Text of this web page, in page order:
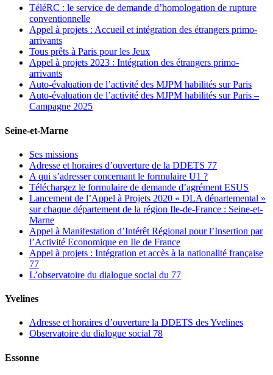
TéléRC : le service de demande d’homologation de rupture
conventionnelle
Appel à projets : Accueil et intégration des étrangers primo-
arrivants
Tous prêts à Paris pour les Jeux
Appel à projets 2023 : Intégration des étrangers primo-
arrivants
Auto-évaluation de l’activité des MJPM habilités sur Paris
Auto-évaluation de l’activité des MJPM habilités sur Paris –
Campagne 2025
Seine-et-Marne
Ses missions
Adresse et horaires d’ouverture de la DDETS 77
A qui s’adresser concernant le formulaire U1 ?
Téléchargez le formulaire de demande d’agrément ESUS
Lancement de l’Appel à Projets 2020 « DLA départemental »
sur chaque département de la région Ile-de-France : Seine-et-
Marne
Appel à Manifestation d’Intérêt Régional pour l’Insertion par
l’Activité Economique en Ile de France
Appel à projets : Intégration et accès à la nationalité française
77
L’observatoire du dialogue social du 77
Yvelines
Adresse et horaires d’ouverture la DDETS des Yvelines
Observatoire du dialogue social 78
Essonne